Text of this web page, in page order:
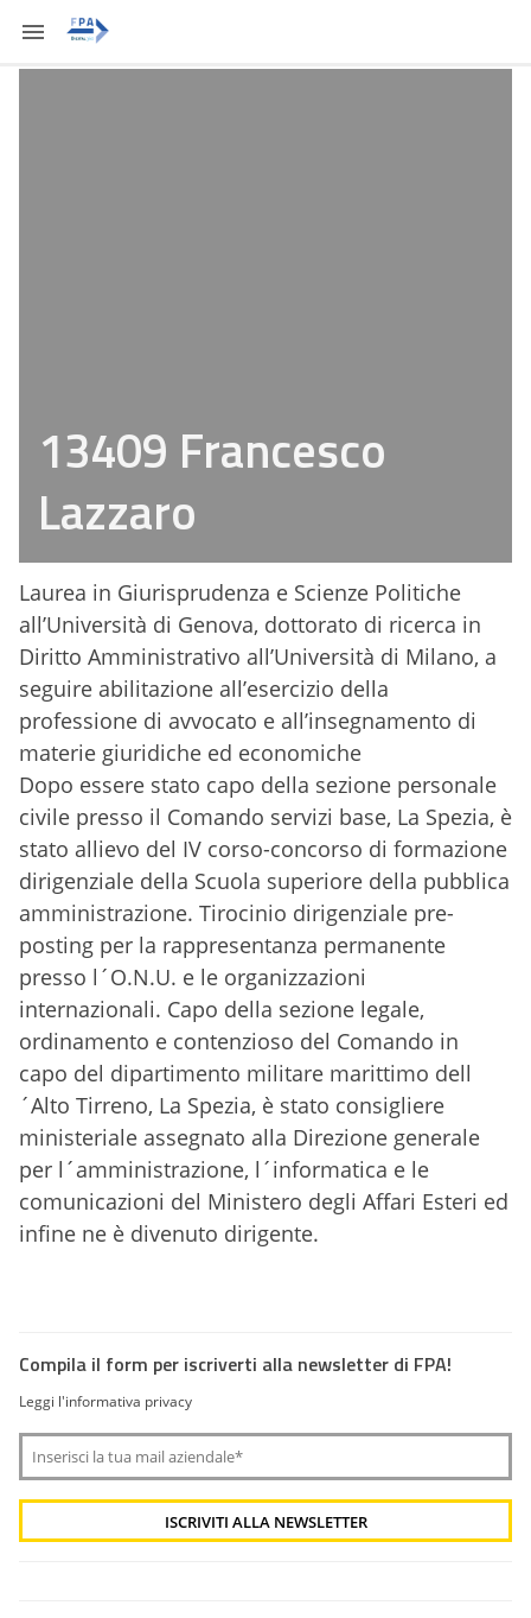
13409 Francesco
Lazzaro
Laurea in Giurisprudenza e Scienze Politiche
all’Università di Genova, dottorato di ricerca in
Diritto Amministrativo all’Università di Milano, a
seguire abilitazione all’esercizio della
professione di avvocato e all’insegnamento di
materie giuridiche ed economiche
Dopo essere stato capo della sezione personale
civile presso il Comando servizi base, La Spezia, è
stato allievo del IV corso-concorso di formazione
dirigenziale della Scuola superiore della pubblica
amministrazione. Tirocinio dirigenziale pre-
posting per la rappresentanza permanente
presso l´O.N.U. e le organizzazioni
internazionali. Capo della sezione legale,
ordinamento e contenzioso del Comando in
capo del dipartimento militare marittimo dell
´Alto Tirreno, La Spezia, è stato consigliere
ministeriale assegnato alla Direzione generale
per l´amministrazione, l´informatica e le
comunicazioni del Ministero degli Affari Esteri ed
infine ne è divenuto dirigente.
Compila il form per iscriverti alla newsletter di FPA!
Leggi l'informativa privacy